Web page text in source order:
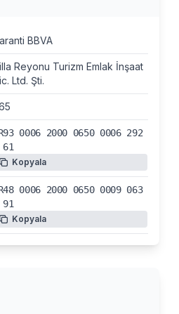
BBVA
Reyonu Turizm Emlak İnşaat
Ltd. Şti.
0006 2000 0650 0006 292
Kopyala
0006 2000 0650 0009 063
Kopyala